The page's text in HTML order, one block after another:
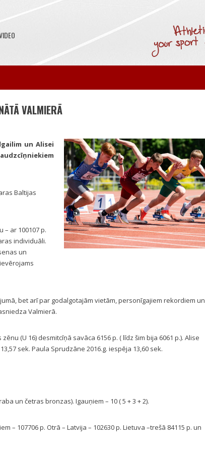
VALMIERĀ
un Alisei
Baltijas
ar 100107 p.
individuāli.
un
bet arī par godalgotajām vietām, personīgajiem rekordiem un
Valmierā.
(U 16) desmitcīņā savāca 6156 p. ( līdz šim bija 6061 p.). Alise
sek. Paula Sprudzāne 2016.g. iespēja 13,60 sek.
un četras bronzas). Igauņiem – 10 ( 5 + 3 + 2).
107706 p. Otrā – Latvija – 102630 p. Lietuva –trešā 84115 p. un